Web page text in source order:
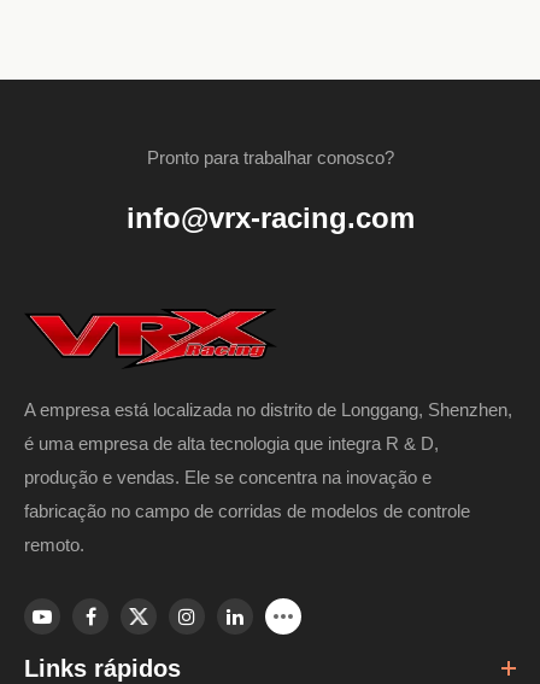
Pronto para trabalhar conosco?
info@vrx-racing.com
A empresa está localizada no distrito de Longgang, Shenzhen,
é uma empresa de alta tecnologia que integra R & D,
produção e vendas. Ele se concentra na inovação e
fabricação no campo de corridas de modelos de controle
remoto.
Links rápidos